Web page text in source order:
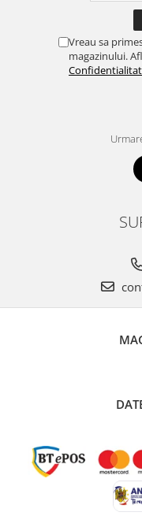
Vreau sa
magazinului.